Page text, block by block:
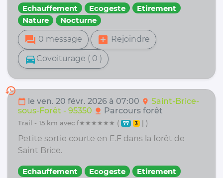
Echauffement Ecogeste
Etirement
Nature
Nocturne
forum 0 message add_box Rejoindre
directions_car Covoiturage ( 0 )
history
calendar_today le ven. 20 févr. 2026 à 07:00 location_on Saint-Brice-
sous-Forêt - 95350 nature Parcours forêt
trail - 15 km avec f★★★★★★ ( 77 3 | )
Petite sortie courte en E.F dans la forêt de
Saint Brice.
Echauffement Ecogeste
Etirement